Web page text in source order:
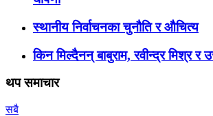
स्थानीय निर्वाचनका चुनौति र औचित्य
किन मिल्दैनन् बाबुराम, रवीन्द्र मिश्र र
थप समाचार
सबै